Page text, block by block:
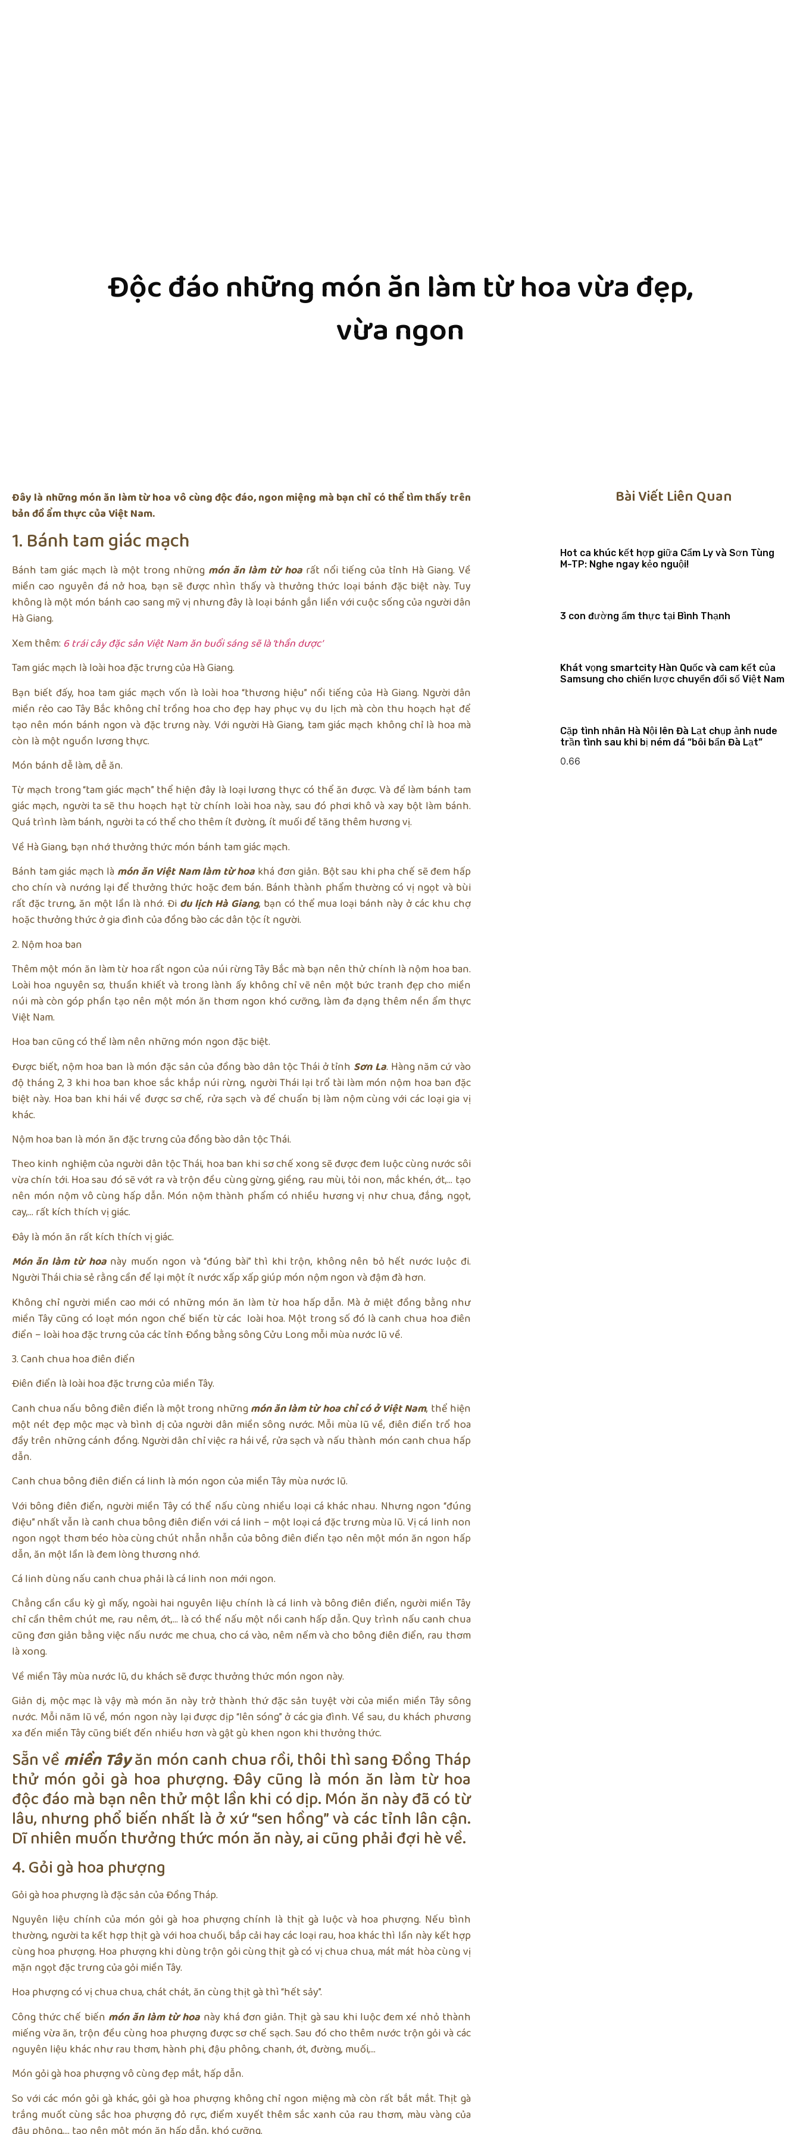
Độc đáo những món ăn làm từ hoa vừa đẹp,
vừa ngon
Đây là những món ăn làm từ hoa vô cùng độc đáo, ngon miệng mà bạn chỉ có thể tìm thấy trên
bản đồ ẩm thực của Việt Nam.
1. Bánh tam giác mạch
Bánh tam giác mạch là một trong những món ăn làm từ hoa rất nổi tiếng của tỉnh Hà Giang. Về
miền cao nguyên đá nở hoa, bạn sẽ được nhìn thấy và thưởng thức loại bánh đặc biệt này. Tuy
không là một món bánh cao sang mỹ vị nhưng đây là loại bánh gắn liền với cuộc sống của người dân
Hà Giang.
Xem thêm: 6 trái cây đặc sản Việt Nam ăn buổi sáng sẽ là ‘thần dược’
Tam giác mạch là loài hoa đặc trưng của Hà Giang.
Bạn biết đấy, hoa tam giác mạch vốn là loài hoa “thương hiệu” nổi tiếng của Hà Giang. Người dân
miền rẻo cao Tây Bắc không chỉ trồng hoa cho đẹp hay phục vụ du lịch mà còn thu hoạch hạt để
tạo nên món bánh ngon và đặc trưng này. Với người Hà Giang, tam giác mạch không chỉ là hoa mà
còn là một nguồn lương thực.
Món bánh dễ làm, dễ ăn.
Từ mạch trong “tam giác mạch” thể hiện đây là loại lương thực có thể ăn được. Và để làm bánh tam
giác mạch, người ta sẽ thu hoạch hạt từ chính loài hoa này, sau đó phơi khô và xay bột làm bánh.
Quá trình làm bánh, người ta có thể cho thêm ít đường, ít muối để tăng thêm hương vị.
Về Hà Giang, bạn nhớ thưởng thức món bánh tam giác mạch.
Bánh tam giác mạch là món ăn Việt Nam làm từ hoa khá đơn giản. Bột sau khi pha chế sẽ đem hấp
cho chín và nướng lại để thưởng thức hoặc đem bán. Bánh thành phẩm thường có vị ngọt và bùi
rất đặc trưng, ăn một lần là nhớ. Đi du lịch Hà Giang, bạn có thể mua loại bánh này ở các khu chợ
hoặc thưởng thức ở gia đình của đồng bào các dân tộc ít người.
2. Nộm hoa ban
Thêm một món ăn làm từ hoa rất ngon của núi rừng Tây Bắc mà bạn nên thử chính là nộm hoa ban.
Loài hoa nguyên sơ, thuần khiết và trong lành ấy không chỉ vẽ nên một bức tranh đẹp cho miền
núi mà còn góp phần tạo nên một món ăn thơm ngon khó cưỡng, làm đa dạng thêm nền ẩm thực
Việt Nam.
Hoa ban cũng có thể làm nên những món ngon đặc biệt.
Được biết, nộm hoa ban là món đặc sản của đồng bào dân tộc Thái ở tỉnh Sơn La. Hàng năm cứ vào
độ tháng 2, 3 khi hoa ban khoe sắc khắp núi rừng, người Thái lại trổ tài làm món nộm hoa ban đặc
biệt này. Hoa ban khi hái về được sơ chế, rửa sạch và để chuẩn bị làm nộm cùng với các loại gia vị
khác.
Nộm hoa ban là món ăn đặc trưng của đồng bào dân tộc Thái.
Theo kinh nghiệm của người dân tộc Thái, hoa ban khi sơ chế xong sẽ được đem luộc cùng nước sôi
vừa chín tới. Hoa sau đó sẽ vớt ra và trộn đều cùng gừng, giềng, rau mùi, tỏi non, mắc khén, ớt,… tạo
nên món nộm vô cùng hấp dẫn. Món nộm thành phẩm có nhiều hương vị như chua, đắng, ngọt,
cay,… rất kích thích vị giác.
Đây là món ăn rất kích thích vị giác.
Món ăn làm từ hoanày muốn ngon và “đúng bài” thì khi trộn, không nên bỏ hết nước luộc đi.
Người Thái chia sẻ rằng cần để lại một ít nước xấp xấp giúp món nộm ngon và đậm đà hơn.
Không chỉ người miền cao mới có những món ăn làm từ hoa hấp dẫn. Mà ở miệt đồng bằng như
miền Tây cũng có loạt món ngon chế biến từ các loài hoa. Một trong số đó là canh chua hoa điên
điển – loài hoa đặc trưng của các tỉnh Đồng bằng sông Cửu Long mỗi mùa nước lũ về.
3. Canh chua hoa điên điển
Điên điển là loài hoa đặc trưng của miền Tây.
Canh chua nấu bông điên điển là một trong nhữngmón ăn làm từ hoa chỉ có ở Việt Nam, thể hiện
một nét đẹp mộc mạc và bình dị của người dân miền sông nước. Mỗi mùa lũ về, điên điển trổ hoa
đầy trên những cánh đồng. Người dân chỉ việc ra hái về, rửa sạch và nấu thành món canh chua hấp
dẫn.
Canh chua bông điên điển cá linh là món ngon của miền Tây mùa nước lũ.
Với bông điên điển, người miền Tây có thể nấu cùng nhiều loại cá khác nhau. Nhưng ngon “đúng
điệu” nhất vẫn là canh chua bông điên điển với cá linh – một loại cá đặc trưng mùa lũ. Vị cá linh non
ngon ngọt thơm béo hòa cùng chút nhẫn nhẫn của bông điên điển tạo nên một món ăn ngon hấp
dẫn, ăn một lần là đem lòng thương nhớ.
Cá linh dùng nấu canh chua phải là cá linh non mới ngon.
Chẳng cần cầu kỳ gì mấy, ngoài hai nguyên liệu chính là cá linh và bông điên điển, người miền Tây
chỉ cần thêm chút me, rau nêm, ớt,… là có thể nấu một nồi canh hấp dẫn. Quy trình nấu canh chua
cũng đơn giản bằng việc nấu nước me chua, cho cá vào, nêm nếm và cho bông điên điển, rau thơm
là xong.
Về miền Tây mùa nước lũ, du khách sẽ được thưởng thức món ngon này.
Giản dị, mộc mạc là vậy mà món ăn này trở thành thứ đặc sản tuyệt vời của miền miền Tây sông
nước. Mỗi năm lũ về, món ngon này lại được dịp “lên sóng” ở các gia đình. Về sau, du khách phương
xa đến miền Tây cũng biết đến nhiều hơn và gật gù khen ngon khi thưởng thức.
Sẵn về miền Tâyăn món canh chua rồi, thôi thì sang Đồng Tháp
thử món gỏi gà hoa phượng. Đây cũng là món ăn làm từ hoa
độc đáo mà bạn nên thử một lần khi có dịp. Món ăn này đã có từ
lâu, nhưng phổ biến nhất là ở xứ “sen hồng” và các tỉnh lân cận.
Dĩ nhiên muốn thưởng thức món ăn này, ai cũng phải đợi hè về.
4. Gỏi gà hoa phượng
Gỏi gà hoa phượng là đặc sản của Đồng Tháp.
Nguyên liệu chính của món gỏi gà hoa phượng chính là thịt gà luộc và hoa phượng. Nếu bình
thường, người ta kết hợp thịt gà với hoa chuối, bắp cải hay các loại rau, hoa khác thì lần này kết hợp
cùng hoa phượng. Hoa phượng khi dùng trộn gỏi cùng thịt gà có vị chua chua, mát mát hòa cùng vị
mặn ngọt đặc trưng của gỏi miền Tây.
Hoa phượng có vị chua chua, chát chát, ăn cùng thịt gà thì “hết sảy”.
Công thức chế biến món ăn làm từ hoa này khá đơn giản. Thịt gà sau khi luộc đem xé nhỏ thành
miếng vừa ăn, trộn đều cùng hoa phượng được sơ chế sạch. Sau đó cho thêm nước trộn gỏi và các
nguyên liệu khác như rau thơm, hành phi, đậu phông, chanh, ớt, đường, muối,…
Món gỏi gà hoa phượng vô cùng đẹp mắt, hấp dẫn.
So với các món gỏi gà khác, gỏi gà hoa phượng không chỉ ngon miệng mà còn rất bắt mắt. Thịt gà
trắng muốt cùng sắc hoa phượng đỏ rực, điểm xuyết thêm sắc xanh của rau thơm, màu vàng của
Bài Viết Liên Quan
Hot ca khúc kết hợp giữa Cẩm Ly và Sơn Tùng
M-TP: Nghe ngay kẻo nguội!
3 con đường ẩm thực tại Bình Thạnh
Khát vọng smartcity Hàn Quốc và cam kết của
Samsung cho chiến lược chuyển đổi số Việt Nam
Cặp tình nhân Hà Nội lên Đà Lạt chụp ảnh nude
trần tình sau khi bị ném đá “bôi bẩn Đà Lạt”